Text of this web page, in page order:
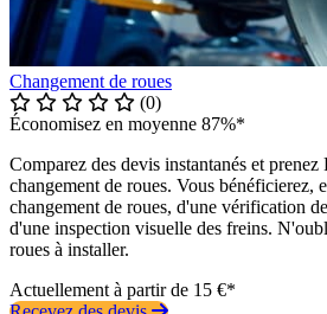
Changement de roues
(0)
Économisez en moyenne 87%*
Comparez des devis instantanés et
changement de roues. Vous bénéficierez,
changement de roues, d'une vérification
d'une inspection visuelle des freins.
roues à installer.
Actuellement à partir de 15 €*